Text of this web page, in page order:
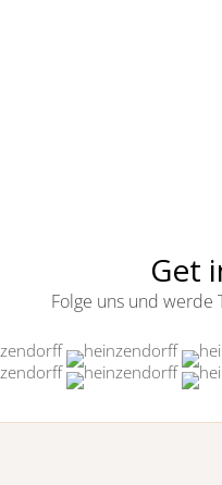
Get
Folge uns und